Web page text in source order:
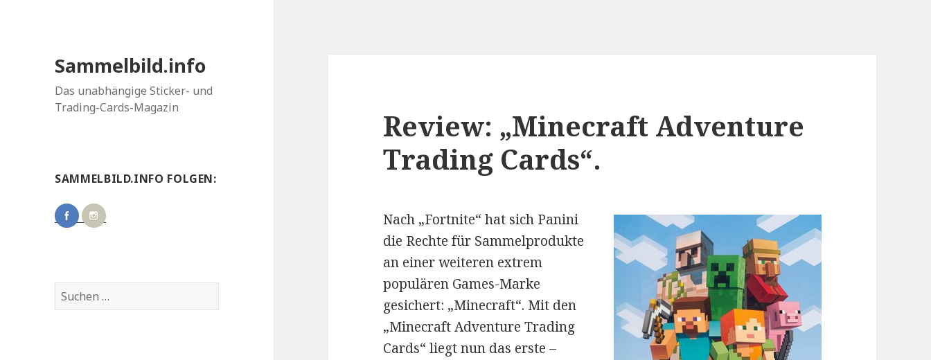
Sammelbild.info
Das unabhängige Sticker- und
Trading-Cards-Magazin
SAMMELBILD.INFO FOLGEN:
Suchen
nach:
Review: „Minecraft Adventure
Trading Cards“.
Nach „Fortnite“ hat sich Panini
die Rechte für Sammelprodukte
an einer weiteren extrem
populären Games-Marke
gesichert: „Minecraft“. Mit den
„Minecraft Adventure Trading
Cards“ liegt nun das erste –